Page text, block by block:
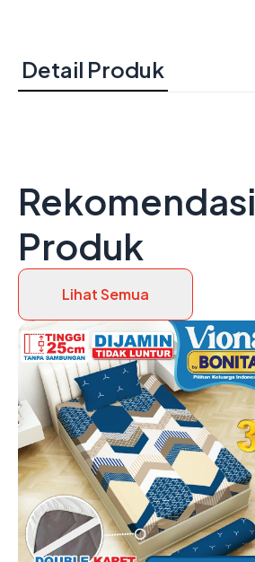
Detail Produk
Rekomendasi
Produk
Lihat Semua